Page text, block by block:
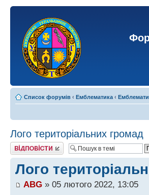
Список форумів ‹ Емблематика ‹
Лого територіальних громад
Відповісти
Лого
ABG » 05 лютого 2022, 13:05